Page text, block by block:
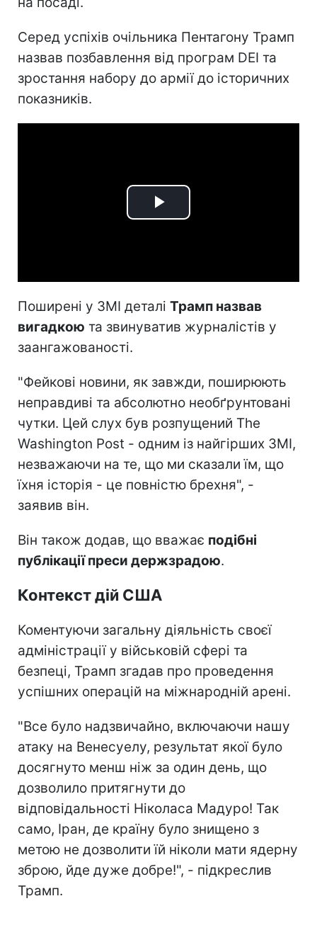
Серед успіхів очільника Пентагону Трамп
назвав позбавлення від програм DEI та
зростання набору до армії до історичних
показників.
Play
Поширені у ЗМІ деталі Трамп назвав
вигадкою та звинуватив журналістів у
заангажованості.
"Фейкові новини, як завжди, поширюють
неправдиві та абсолютно необґрунтовані
чутки. Цей слух був розпущений The
Washington Post - одним із найгірших ЗМІ,
незважаючи на те, що ми сказали їм, що
їхня історія - це повністю брехня", -
заявив він.
Він також додав, що вважає подібні
публікації преси держзрадою.
Контекст дій США
Коментуючи загальну діяльність своєї
адміністрації у військовій сфері та
безпеці, Трамп згадав про проведення
успішних операцій на міжнародній арені.
"Все було надзвичайно, включаючи нашу
атаку на Венесуелу, результат якої було
досягнуто менш ніж за один день, що
дозволило притягнути до
відповідальності Ніколаса Мадуро! Так
само, Іран, де країну було знищено з
метою не дозволити їй ніколи мати ядерну
зброю, йде дуже добре!", - підкреслив
Трамп.